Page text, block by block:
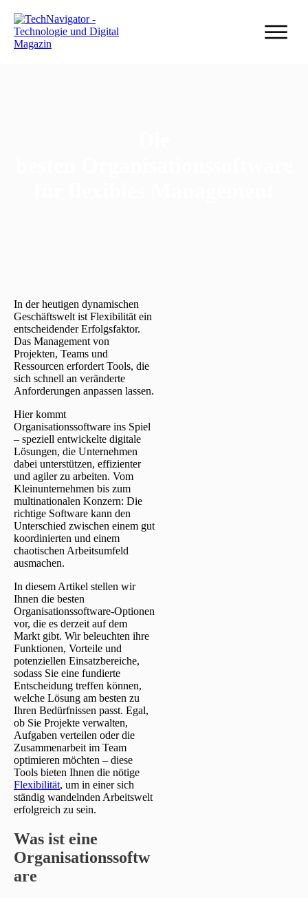
In der heutigen dynamischen
Geschäftswelt ist Flexibilität ein
entscheidender Erfolgsfaktor.
Das Management von
Projekten, Teams und
Ressourcen erfordert Tools, die
sich schnell an veränderte
Anforderungen anpassen lassen.
Hier kommt
Organisationssoftware ins Spiel
– speziell entwickelte digitale
Lösungen, die Unternehmen
dabei unterstützen, effizienter
und agiler zu arbeiten. Vom
Kleinunternehmen bis zum
multinationalen Konzern: Die
richtige Software kann den
Unterschied zwischen einem gut
koordinierten und einem
chaotischen Arbeitsumfeld
ausmachen.
In diesem Artikel stellen wir
Ihnen die besten
Organisationssoftware-Optionen
vor, die es derzeit auf dem
Markt gibt. Wir beleuchten ihre
Funktionen, Vorteile und
potenziellen Einsatzbereiche,
sodass Sie eine fundierte
Entscheidung treffen können,
welche Lösung am besten zu
Ihren Bedürfnissen passt. Egal,
ob Sie Projekte verwalten,
Aufgaben verteilen oder die
Zusammenarbeit im Team
optimieren möchten – diese
Tools bieten Ihnen die nötige
Flexibilität, um in einer sich
ständig wandelnden Arbeitswelt
erfolgreich zu sein.
Was ist eine
Organisationssoftw
are